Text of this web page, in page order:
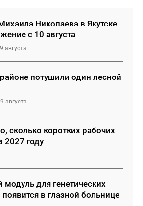
Николаева в Якутске
с 10 августа
августа
потушили один лесной
августа
сколько коротких рабочих
2027 году
для генетических
в глазной больнице